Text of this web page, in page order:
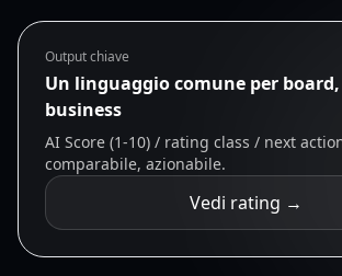
Output chiave
Un linguaggio comune per board,
business
AI Score (1-10) / rating class / next
comparabile, azionabile.
Vedi rating →